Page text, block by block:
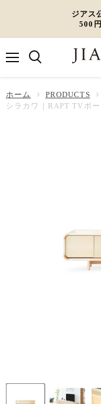
ジアス
500
ー
ホーム PRODUCTS
シラカワ｜RAPT TVボ